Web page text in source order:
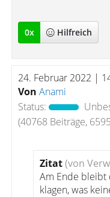
0x Hilfreich
24. Februar 2022 |
Von Anami
Status:
(40768 Beiträge,
Zitat(von
Am Ende bleibt
klagen, was